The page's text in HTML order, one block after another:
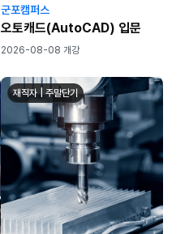
군포캠퍼스
오토캐드(AutoCAD) 입문
2026-08-08 개강
재직자 | 주말단기